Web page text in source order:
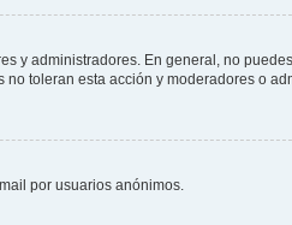
y administradores. En general, no
toleran esta acción y moderadores o
por usuarios anónimos.